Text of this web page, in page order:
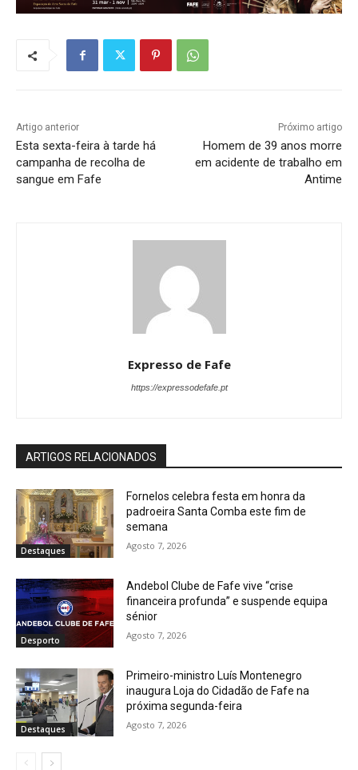
Artigo anterior
Esta sexta-feira à tarde há
campanha de recolha de
sangue em Fafe
Próximo artigo
Homem de 39 anos morre
em acidente de trabalho em
Antime
Expresso de Fafe
https://expressodefafe.pt
ARTIGOS RELACIONADOS
Destaques
Fornelos celebra festa em honra da
padroeira Santa Comba este fim de
semana
Agosto 7, 2026
Desporto
Andebol Clube de Fafe vive “crise
financeira profunda” e suspende equipa
sénior
Agosto 7, 2026
Destaques
Primeiro-ministro Luís Montenegro
inaugura Loja do Cidadão de Fafe na
próxima segunda-feira
Agosto 7, 2026